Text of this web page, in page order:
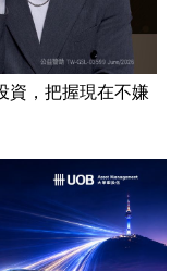
資，把握現在不嫌